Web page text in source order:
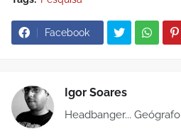
Facebook
Igor Soares
Headbanger...